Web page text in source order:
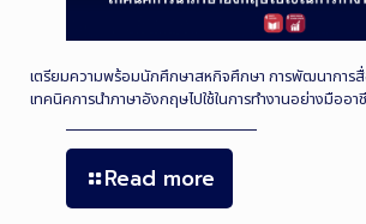
เตรียมความพร้อมนักศึกษาสหกิจศึกษา การพัฒนาการ
เทคนิคการนำภาษาอังกฤษไปใช้ในการทำงานอย่างมืออา
Read more